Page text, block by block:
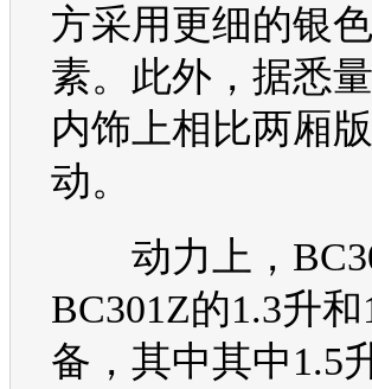
方采用更细的银
素。此外，据悉
内饰上相比两厢
动。
动力上，B
BC301Z的1.3升和
备，其中其中1.5